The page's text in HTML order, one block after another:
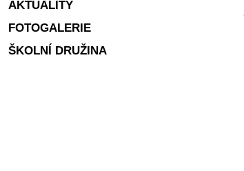
AKTUALITY
FOTOGALERIE
ŠKOLNÍ DRUŽINA